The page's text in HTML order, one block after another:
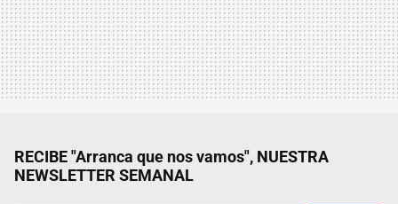
RECIBE "Arranca que nos vamos", NUESTRA
NEWSLETTER SEMANAL